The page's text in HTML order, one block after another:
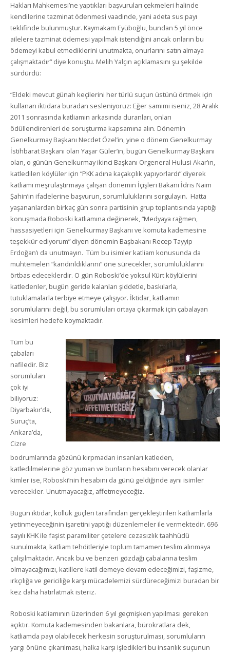
Hakları Mahkemesi’ne yaptıkları başvuruları çekmeleri halinde
kendilerine tazminat ödenmesi vaadinde, yani adeta sus payı
teklifinde bulunmuştur. Kaymakam Eyüboğlu, bundan 5 yıl önce
ailelere tazminat ödemesi yapılmak istendiğini ancak onların bu
ödemeyi kabul etmediklerini unutmakta, onurlarını satın almaya
çalışmaktadır” diye konuştu. Melih Yalçın açıklamasını şu şekilde
sürdürdü:
“Eldeki mevcut günah keçilerini her türlü suçun üstünü örtmek için
kullanan iktidara buradan sesleniyoruz: Eğer samimi iseniz, 28 Aralık
2011 sonrasında katliamın arkasında duranları, onları
ödüllendirenleri de soruşturma kapsamına alın. Dönemin
Genelkurmay Başkanı Necdet Özel’in, yine o dönem Genelkurmay
İstihbarat Başkanı olan Yaşar Güler’in, bugün Genelkurmay Başkanı
olan, o günün Genelkurmay ikinci Başkanı Orgeneral Hulusi Akar’ın,
katledilen köylüler için “PKK adına kaçakçılık yapıyorlardı” diyerek
katliamı meşrulaştırmaya çalışan dönemin İçişleri Bakanı İdris Naim
Şahin’in ifadelerine başvurun, sorumluluklarını sorgulayın. Hatta
yaşananlardan birkaç gün sonra partisinin grup toplantısında yaptığı
konuşmada Roboski katliamına değinerek, “Medyaya rağmen,
hassasiyetleri için Genelkurmay Başkanı ve komuta kademesine
teşekkür ediyorum” diyen dönemin Başbakanı Recep Tayyip
Erdoğan’ı da unutmayın. Tüm bu isimler katliam konusunda da
muhtemelen “kandırıldıklarını” öne sürecekler, sorumluluklarını
örtbas edeceklerdir. O gün Roboski’de yoksul Kürt köylülerini
katledenler, bugün geride kalanları şiddetle, baskılarla,
tutuklamalarla terbiye etmeye çalışıyor. İktidar, katliamın
sorumlularını değil, bu sorumluları ortaya çıkarmak için çabalayan
kesimleri hedefe koymaktadır.
Tüm bu
çabaları
nafiledir. Biz
sorumluları
çok iyi
biliyoruz:
Diyarbakır’da,
Suruç’ta,
Ankara’da,
Cizre
bodrumlarında gözünü kırpmadan insanları katleden,
katledilmelerine göz yuman ve bunların hesabını verecek olanlar
kimler ise, Roboski’nin hesabını da günü geldiğinde aynı isimler
verecekler. Unutmayacağız, affetmeyeceğiz.
Bugün iktidar, kolluk güçleri tarafından gerçekleştirilen katliamlarla
yetinmeyeceğinin işaretini yaptığı düzenlemeler ile vermektedir. 696
sayılı KHK ile faşist paramiliter çetelere cezasızlık taahhüdü
sunulmakta, katliam tehditleriyle toplum tamamen teslim alınmaya
çalışılmaktadır. Ancak bu ve benzeri gözdağı çabalarına teslim
olmayacağımızı, katillere katil demeye devam edeceğimizi, faşizme,
ırkçılığa ve gericiliğe karşı mücadelemizi sürdüreceğimizi buradan bir
kez daha hatırlatmak isteriz.
Roboski katliamının üzerinden 6 yıl geçmişken yapılması gereken
açıktır. Komuta kademesinden bakanlara, bürokratlara dek,
katliamda payı olabilecek herkesin soruşturulması, sorumluların
yargı önüne çıkarılması, halka karşı işledikleri bu insanlık suçunun